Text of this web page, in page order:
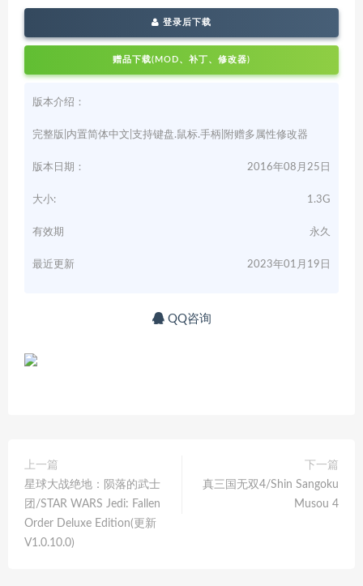
登录后下载
赠品下载(MOD、补丁、修改器)
版本介绍：
完整版|内置简体中文|支持键盘.鼠标.手柄|附赠多属性修改器
版本日期： 2016年08月25日
大小: 1.3G
有效期 永久
最近更新 2023年01月19日
QQ咨询
上一篇
星球大战绝地：陨落的武士
团/STAR WARS Jedi: Fallen
Order Deluxe Edition(更新
V1.0.10.0)
下一篇
真三国无双4/Shin Sangoku
Musou 4